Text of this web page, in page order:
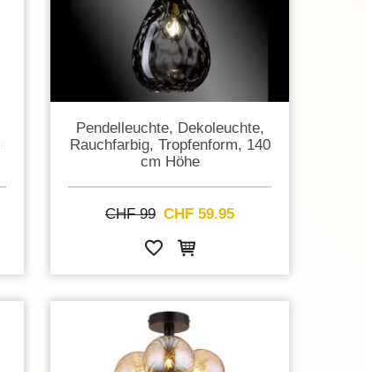
Pendelleuchte, Dekoleuchte,
Rauchfarbig, Tropfenform, 140
cm Höhe
CHF 99 CHF 59.95